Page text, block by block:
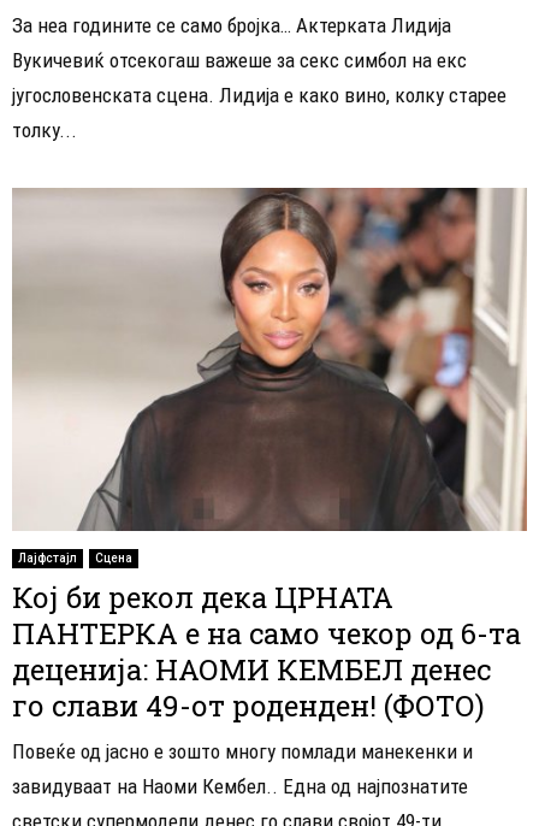
За неа годините се само бројка… Актерката Лидија
Вукичевиќ отсекогаш важеше за секс симбол на екс
југословенската сцена. Лидија е како вино, колку старее
толку...
Лајфстајл Сцена
Кој би рекол дека ЦРНАТА
ПАНТЕРКА е на само чекор од 6-та
деценија: НАОМИ КЕМБЕЛ денес
го слави 49-от роденден! (ФОТО)
Повеќе од јасно е зошто многу помлади манекенки и
завидуваат на Наоми Кембел.. Една од најпознатите
светски супермодели денес го слави својот 49-ти